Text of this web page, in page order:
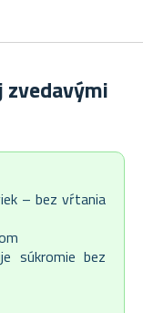
zvedavými
– bez vŕtania
súkromie bez